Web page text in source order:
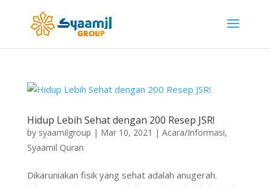
Hidup Lebih Sehat dengan 200 Resep JSR!
by syaamilgroup | Mar 10, 2021 | Acara/Informasi,
Syaamil Quran
Dikaruniakan fisik yang sehat adalah anugerah.